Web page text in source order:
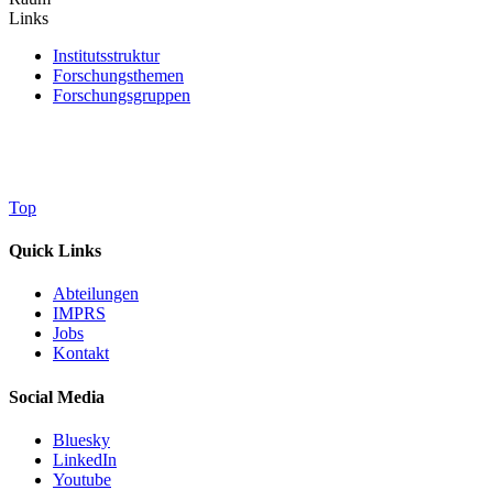
Links
Institutsstruktur
Forschungsthemen
Forschungsgruppen
Top
Quick Links
Abteilungen
IMPRS
Jobs
Kontakt
Social Media
Bluesky
LinkedIn
Youtube